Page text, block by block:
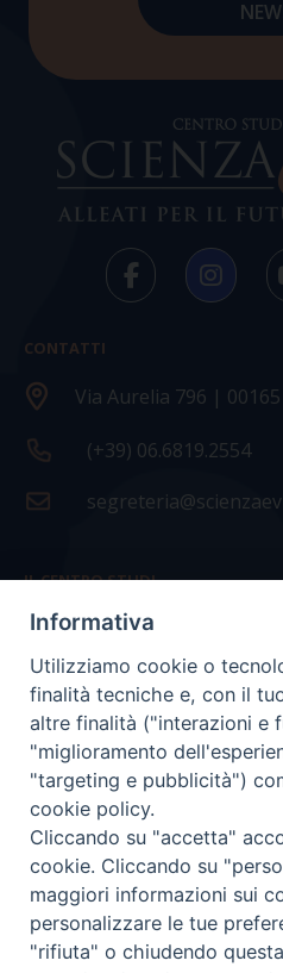
CONTATTI
Via Aurelia 796 |
(+39) 06.6819.2554
IL CENTRO STUDI
La nostra storia
Statuto
Presidenza e ufficio
Consiglio scientifico
Coordinamento nazionale
COPYRIGHT Scienza & Vita
Informativa
Utilizziamo cookie o
finalità tecniche e, con il
altre finalità ("interazioni e
"miglioramento
"targeting e pubblicità")
cookie policy.
Cliccando su "accetta"
cookie. Cliccando su
maggiori informazioni sui
personalizzare le tue
"rifiuta" o chiudendo